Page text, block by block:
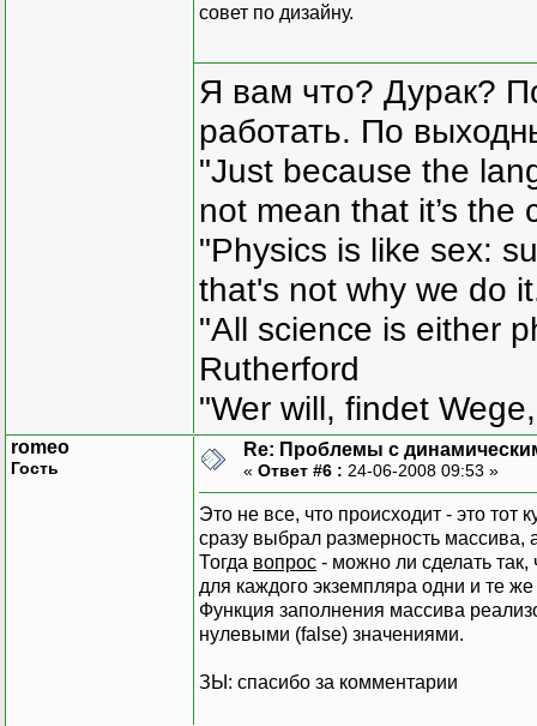
совет по дизайну.
Я вам что? Дурак?
работать. По
"Just because the
not mean that it’s the
"Physics is like sex:
that's not why we do
"All science is either
Rutherford
"Wer will, findet
romeo
Гость
Re: Проблемы с
« Ответ #6 : 24-06-2008 09:53 »
Это не все, что происходит - это
сразу выбрал размерность массива,
Тогда вопрос - можно ли сделать так,
для каждого экземпляра одни и те
Функция заполнения массива
нулевыми (false) значениями.
ЗЫ: спасибо за комментарии